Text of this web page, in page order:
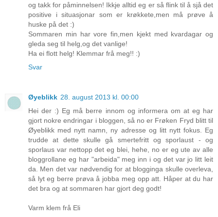
og takk for påminnelsen! Ikkje alltid eg er så flink til å sjå det
positive i situasjonar som er krøkkete,men må prøve å
huske på det :)
Sommaren min har vore fin,men kjekt med kvardagar og
gleda seg til helg,og det vanlige!
Ha ei flott helg! Klemmar frå meg!! :)
Svar
Øyeblikk 28. august 2013 kl. 00:00
Hei der :) Eg må berre innom og informera om at eg har
gjort nokre endringar i bloggen, så no er Frøken Fryd blitt til
Øyeblikk med nytt namn, ny adresse og litt nytt fokus. Eg
trudde at dette skulle gå smertefritt og sporlaust - og
sporlaus var nettopp det eg blei, hehe, no er eg ute av alle
bloggrollane eg har "arbeida" meg inn i og det var jo litt leit
da. Men det var nødvendig for at blogginga skulle overleva,
så lyt eg berre prøva å jobba meg opp att. Håper at du har
det bra og at sommaren har gjort deg godt!
Varm klem frå Eli